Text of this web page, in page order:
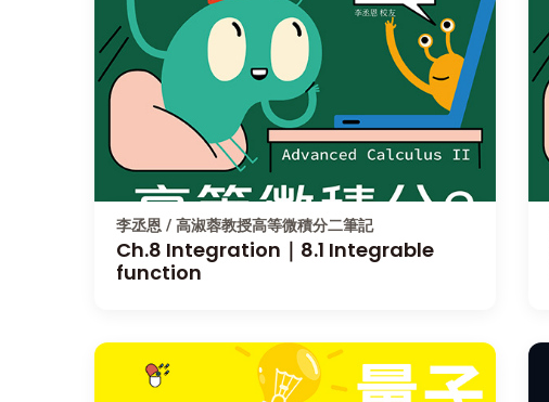
李丞恩 / 高淑蓉教授高等微積分二筆記
Ch.8 Integration｜8.1 Integrable
function